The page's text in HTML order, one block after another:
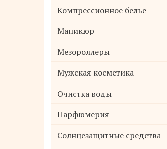
Компрессионное белье
Маникюр
Мезороллеры
Мужская косметика
Очистка воды
Парфюмерия
Солнцезащитные средства